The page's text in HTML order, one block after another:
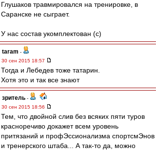
Глушаков травмировался на тренировке, в
Саранске не сыграет.
У нас состав укомплектован (с)
taram -
30 сен 2015 18:57
Тогда и Лебедев тоже татарин.
Хотя это и так все знают
зpитель -
30 сен 2015 18:56
Тем, что двойной слив без всяких пяти туров
красноречиво докажет всем уровень
притязаний и профЭссионализма спортсмЭнов
и тренерского штаба... А так-то да, можно